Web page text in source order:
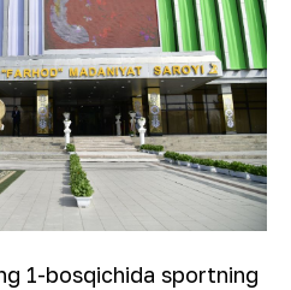
1-bosqichida sportning